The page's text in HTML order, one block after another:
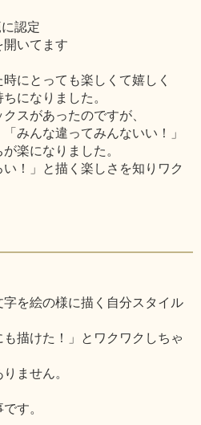
認定
いてます
にとっても楽しくて嬉しく
になりました。
スがあったのですが、
みんな違ってみんないい！」
楽になりました。
い！」と描く楽しさを知りワク
を絵の様に描く自分スタイル
描けた！」とワクワクしちゃ
ません。
す。